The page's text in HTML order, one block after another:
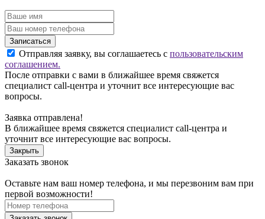
Записаться
Отправляя заявку, вы соглашаетесь с пользовательским
соглашением.
После отправки с вами в ближайшее время свяжется
специалист call-центра и уточнит все интересующие вас
вопросы.
Заявка отправлена!
В ближайшее время свяжется специалист call-центра и
уточнит все интересующие вас вопросы.
Закрыть
Заказать звонок
Оставьте нам ваш номер телефона, и мы перезвоним вам при
первой возможности!